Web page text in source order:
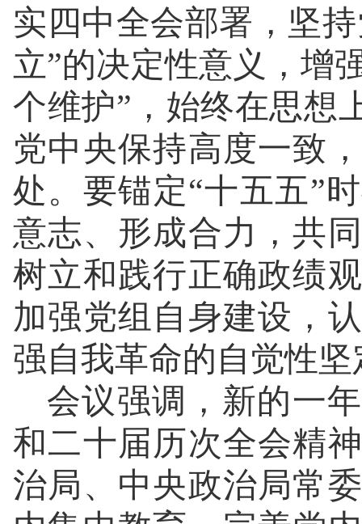
实四中全会部署，坚
立”的决定性意义，增
个维护”，始终在思想
党中央保持高度一致
处。要锚定“十五五”
意志、形成合力，共
树立和践行正确政绩
加强党组自身建设，
强自我革命的自觉性坚
会议强调，新的一
和二十届历次全会精
治局、中央政治局常